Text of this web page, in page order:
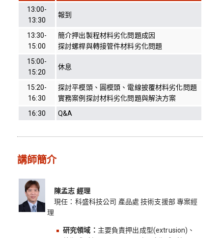
13:00-
13:30
報到
13:30-
15:00
簡介押出製程材料劣化問題成因
探討螺桿與轉接管件材料劣化問題
15:00-
15:20
休息
15:20-
16:30
探討平模頭、圓模頭、電線披覆材料劣化問題
實務案例探討材料劣化問題與解決方案
16:30
Q&A
講師簡介
陳孟志 經理
現任：科盛科技公司 產品處 技術支援部 專案經
理
研究領域： 主要負責押出成型(extrusion)、